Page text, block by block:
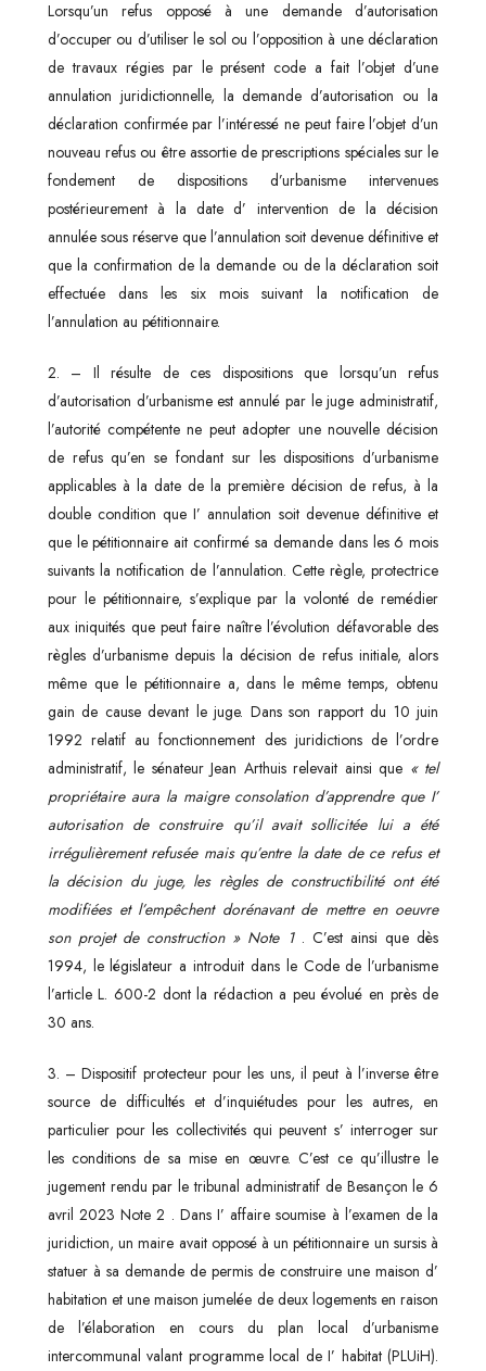
Lorsqu’un refus opposé à une demande d’autorisation
d’occuper ou d’utiliser le sol ou l’opposition à une déclaration
de travaux régies par le présent code a fait l’objet d’une
annulation juridictionnelle, la demande d’autorisation ou la
déclaration confirmée par l’intéressé ne peut faire l’objet d’un
nouveau refus ou être assortie de prescriptions spéciales sur le
fondement de dispositions d’urbanisme intervenues
postérieurement à la date d’ intervention de la décision
annulée sous réserve que l’annulation soit devenue définitive et
que la confirmation de la demande ou de la déclaration soit
effectuée dans les six mois suivant la notification de
l’annulation au pétitionnaire.
2. – Il résulte de ces dispositions que lorsqu’un refus
d’autorisation d’urbanisme est annulé par le juge administratif,
l’autorité compétente ne peut adopter une nouvelle décision
de refus qu’en se fondant sur les dispositions d’urbanisme
applicables à la date de la première décision de refus, à la
double condition que I’ annulation soit devenue définitive et
que le pétitionnaire ait confirmé sa demande dans les 6 mois
suivants la notification de l’annulation. Cette règle, protectrice
pour le pétitionnaire, s’explique par la volonté de remédier
aux iniquités que peut faire naître l’évolution défavorable des
règles d’urbanisme depuis la décision de refus initiale, alors
même que le pétitionnaire a, dans le même temps, obtenu
gain de cause devant le juge. Dans son rapport du 10 juin
1992 relatif au fonctionnement des juridictions de l’ordre
administratif, le sénateur Jean Arthuis relevait ainsi que « tel
propriétaire aura la maigre consolation d’apprendre que I’
autorisation de construire qu’il avait sollicitée lui a été
irrégulièrement refusée mais qu’entre la date de ce refus et
la décision du juge, les règles de constructibilité ont été
modifiées et l’empêchent dorénavant de mettre en oeuvre
son projet de construction » Note 1 . C’est ainsi que dès
1994, le législateur a introduit dans le Code de l’urbanisme
l’article L. 600-2 dont la rédaction a peu évolué en près de
30 ans.
3. – Dispositif protecteur pour les uns, il peut à l’inverse être
source de difficultés et d’inquiétudes pour les autres, en
particulier pour les collectivités qui peuvent s’ interroger sur
les conditions de sa mise en œuvre. C’est ce qu’illustre le
jugement rendu par le tribunal administratif de Besançon le 6
avril 2023 Note 2 . Dans I’ affaire soumise à l’examen de la
juridiction, un maire avait opposé à un pétitionnaire un sursis à
statuer à sa demande de permis de construire une maison d’
habitation et une maison jumelée de deux logements en raison
de l’élaboration en cours du plan local d’urbanisme
intercommunal valant programme local de I’ habitat (PLUiH).